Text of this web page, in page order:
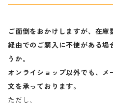
ご面倒をおかけしますが、在
経由でのご購入に不便がある場
うか。
オンライショップ以外でも、
文を承っております。
ただし、